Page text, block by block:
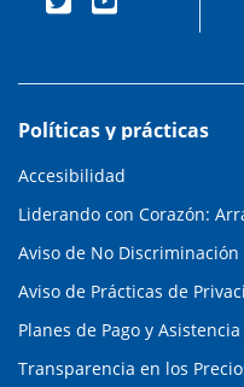
Políticas y prácticas
Accesibilidad
Liderando con Corazón:
Aviso de No Discriminación
Aviso de Prácticas de
Planes de Pago y
Transparencia en los